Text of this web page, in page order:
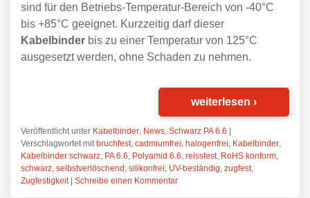
sind für den Betriebs-Temperatur-Bereich von -40°C
bis +85°C geeignet. Kurzzeitig darf dieser
Kabelbinder bis zu einer Temperatur von 125°C
ausgesetzt werden, ohne Schaden zu nehmen.
weiterlesen ›
Veröffentlicht unter Kabelbinder, News, Schwarz PA 6.6 |
Verschlagwortet mit bruchfest, cadmiumfrei, halogenfrei, Kabelbinder,
Kabelbinder schwarz, PA 6.6, Polyamid 6.6, reissfest, RoHS konform,
schwarz, selbstverlöschend, silikonfrei, UV-beständig, zugfest,
Zugfestigkeit | Schreibe einen Kommentar